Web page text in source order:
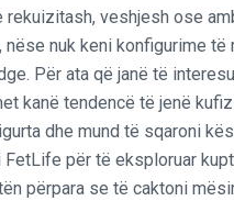
veshjesh ose
nëse nuk keni konfigurime të
Për ata që janë të
kanë tendencë të jenë
dhe mund të sqaroni
për të eksploruar
përpara se të caktoni